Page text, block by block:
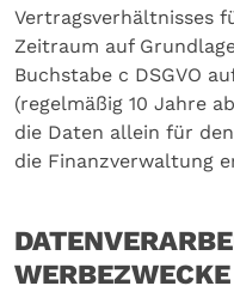
Vertragsverhältnisses
Zeitraum auf
Buchstabe c DSGVO
(regelmäßig 10 Jahre
die Daten allein für
die Finanzverwaltung
WERBEZWECKE